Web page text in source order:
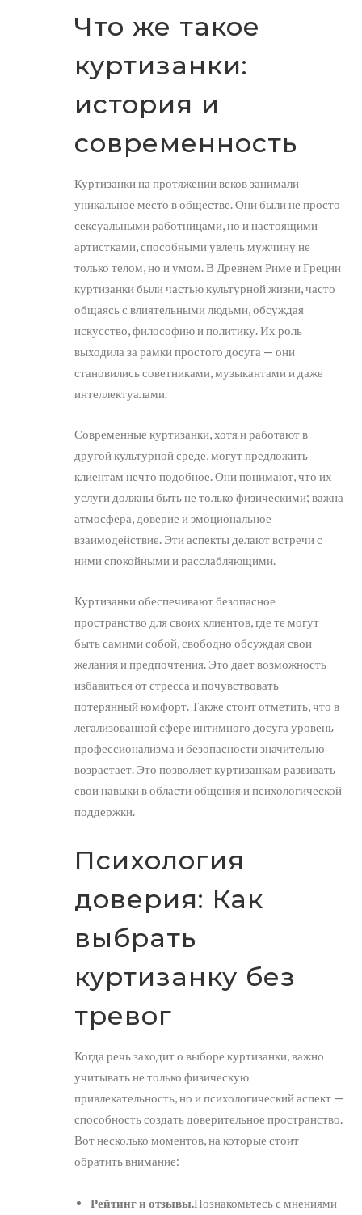
Что же такое
куртизанки:
история и
современность
Куртизанки на протяжении веков занимали
уникальное место в обществе. Они были не просто
сексуальными работницами, но и настоящими
артистками, способными увлечь мужчину не
только телом, но и умом. В Древнем Риме и Греции
куртизанки были частью культурной жизни, часто
общаясь с влиятельными людьми, обсуждая
искусство, философию и политику. Их роль
выходила за рамки простого досуга — они
становились советниками, музыкантами и даже
интеллектуалами.
Современные куртизанки, хотя и работают в
другой культурной среде, могут предложить
клиентам нечто подобное. Они понимают, что их
услуги должны быть не только физическими; важна
атмосфера, доверие и эмоциональное
взаимодействие. Эти аспекты делают встречи с
ними спокойными и расслабляющими.
Куртизанки обеспечивают безопасное
пространство для своих клиентов, где те могут
быть самими собой, свободно обсуждая свои
желания и предпочтения. Это дает возможность
избавиться от стресса и почувствовать
потерянный комфорт. Также стоит отметить, что в
легализованной сфере интимного досуга уровень
профессионализма и безопасности значительно
возрастает. Это позволяет куртизанкам развивать
свои навыки в области общения и психологической
поддержки.
Психология
доверия: Как
выбрать
куртизанку без
тревог
Когда речь заходит о выборе куртизанки, важно
учитывать не только физическую
привлекательность, но и психологический аспект —
способность создать доверительное пространство.
Вот несколько моментов, на которые стоит
обратить внимание:
Рейтинг и отзывы.Познакомьтесь с мнениями